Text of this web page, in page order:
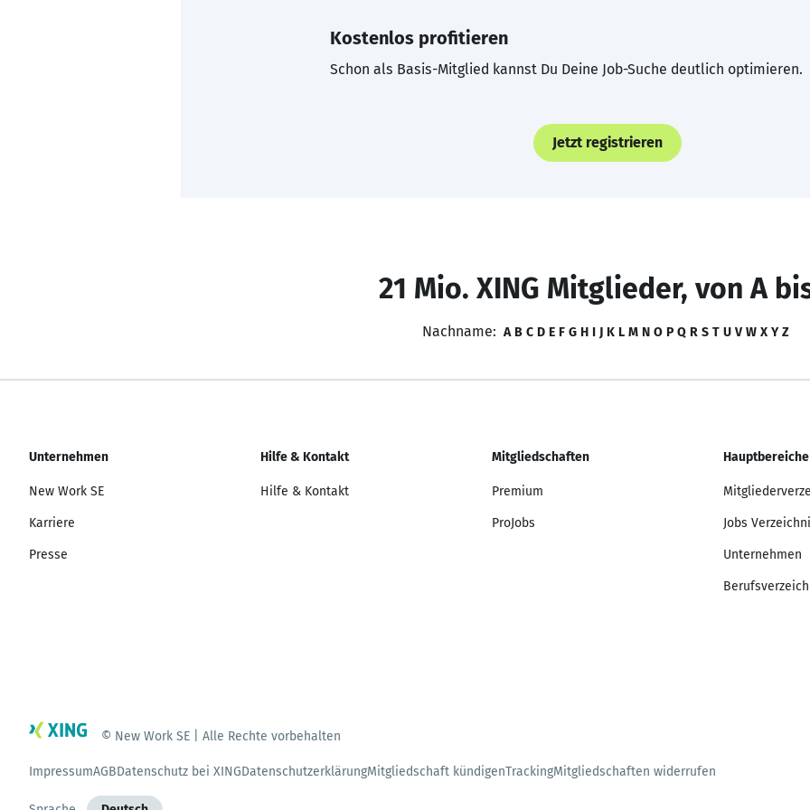
Kostenlos profitieren
Schon als Basis-Mitglied kannst Du Deine Job-Suche deutlich optimieren.
Jetzt registrieren
21 Mio. XING Mitglieder, von A
Nachname: A B C D E F G H I J K L M N O P Q R S T U V W X Y Z
Unternehmen
New Work SE
Karriere
Presse
Hilfe & Kontakt
Hilfe & Kontakt
Mitgliedschaften
Premium
ProJobs
Hauptbereiche
Jobs
Unternehmen
© New Work SE | Alle Rechte vorbehalten
ImpressumAGBDatenschutz bei XINGDatenschutzerklärungMitgliedschaft kündigenTrackingMitgliedschaften widerrufen